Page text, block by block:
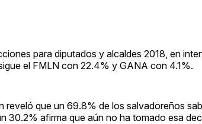
para diputados y alcaldes 2018, en
el FMLN con 22.4% y GANA con 4.1%.
reveló que un 69.8% de los salvadoreños
30.2% afirma que aún no ha tomado esa